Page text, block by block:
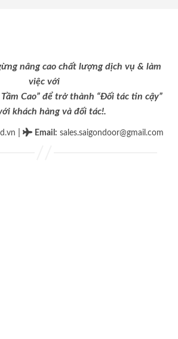
nâng cao chất lượng dịch vụ & làm
việc với
Tầm Cao” để trở thành “Đối tác tin cậy”
khách hàng và đối tác!.
Email : sales.saigondoor@gmail.com